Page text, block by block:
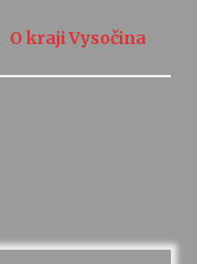
O kraji Vysočina